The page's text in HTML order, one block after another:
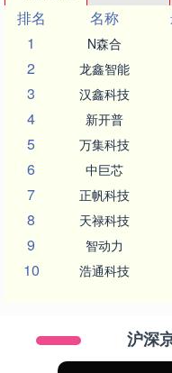
排名
名称
1
N森合
2 龙鑫智能
3 汉鑫科技
4 新开普
5 万集科技
6 中巨芯
7 正帆科技
8 天禄科技
9 智动力
10 浩通科技
沪深